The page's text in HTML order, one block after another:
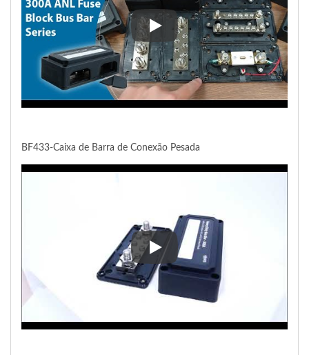
Série de Barras de Ônibus de
BF433-Caixa de Barra de Conexão Pesada
BF433-Caixa de Barra de